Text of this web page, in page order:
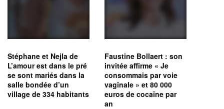
Stéphane et Nejla de
L’amour est dans le pré
se sont mariés dans la
salle bondée d’un
village de 334 habitants
Faustine Bollaert : son
invitée affirme « Je
consommais par voie
vaginale » et 80 000
euros de cocaïne par
an